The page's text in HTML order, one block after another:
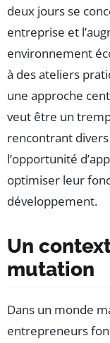
deux jours se
entreprise et
environnement
à des ateliers
une approche
veut être un
rencontrant
l’opportunité
optimiser leur
développement.
Un
mutation
Dans un monde
entrepreneurs